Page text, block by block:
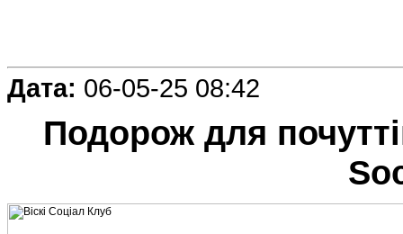
Дата: 06-05-25 08:42
Подорож для